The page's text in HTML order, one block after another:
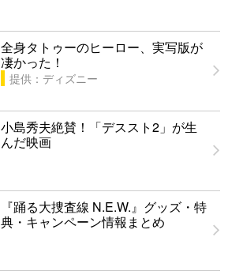
全身タトゥーのヒーロー、実写版が
凄かった！
提供：ディズニー
小島秀夫絶賛！「デススト2」が生
んだ映画
『踊る大捜査線 N.E.W.』グッズ・特
典・キャンペーン情報まとめ